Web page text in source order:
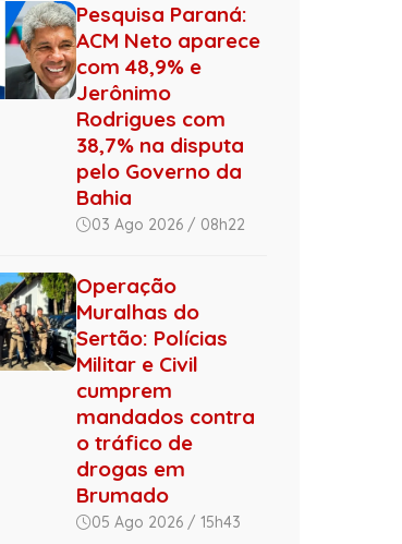
Pesquisa Paraná:
ACM Neto aparece
com 48,9% e
Jerônimo
Rodrigues com
38,7% na disputa
pelo Governo da
Bahia
03 Ago 2026 / 08h22
Operação
Muralhas do
Sertão: Polícias
Militar e Civil
cumprem
mandados contra
o tráfico de
drogas em
Brumado
05 Ago 2026 / 15h43